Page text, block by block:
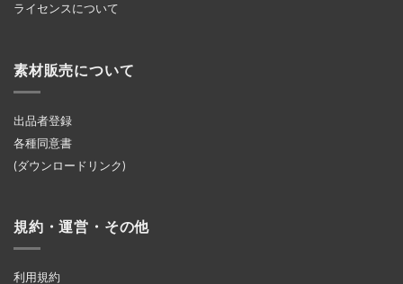
ライセンスについて
素材販売について
出品者登録
各種同意書
(ダウンロードリンク)
規約・運営・その他
利用規約